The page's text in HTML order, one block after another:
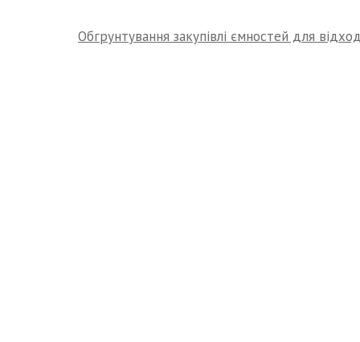
Обгрунтування закупівлі ємностей для